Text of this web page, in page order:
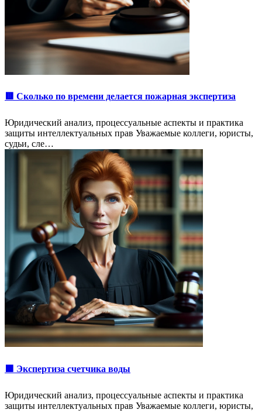
🟥 Сколько по времени делается пожарная экспертиза
Юридический анализ, процессуальные аспекты и практика
защиты интеллектуальных прав Уважаемые коллеги, юристы,
судьи, сле…
🟩 Экспертиза счетчика воды
Юридический анализ, процессуальные аспекты и практика
защиты интеллектуальных прав Уважаемые коллеги, юристы,